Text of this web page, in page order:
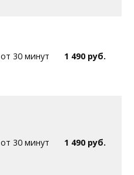
от 30 минут 1 490 руб.
от 30 минут 1 490 руб.